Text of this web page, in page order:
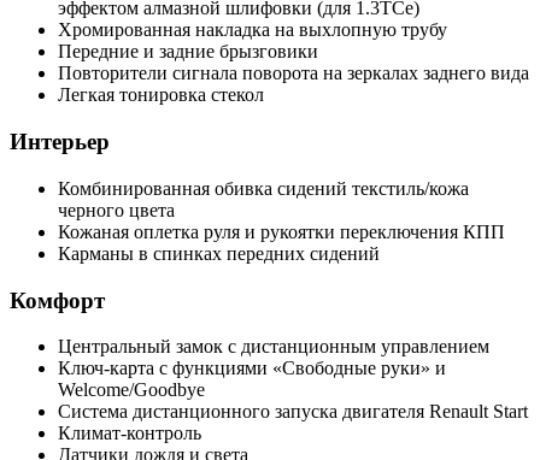
эффектом алмазной шлифовки (для 1.3TCe)
Хромированная накладка на выхлопную трубу
Передние и задние брызговики
Повторители сигнала поворота на зеркалах заднего вида
Легкая тонировка стекол
Интерьер
Комбинированная обивка сидений текстиль/кожа
черного цвета
Кожаная оплетка руля и рукоятки переключения КПП
Карманы в спинках передних сидений
Комфорт
Центральный замок с дистанционным управлением
Ключ-карта с функциями «Свободные руки» и
Welcome/Goodbye
Система дистанционного запуска двигателя Renault Start
Климат-контроль
Датчики дождя и света